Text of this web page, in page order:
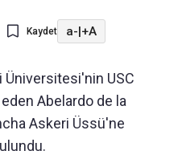
Kaydet a-|+A
Üniversitesi'nin USC
Abelardo de la
Askeri Üssü'ne